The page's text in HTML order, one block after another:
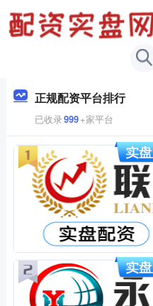
正规配资平台排行
已收录999+家平台